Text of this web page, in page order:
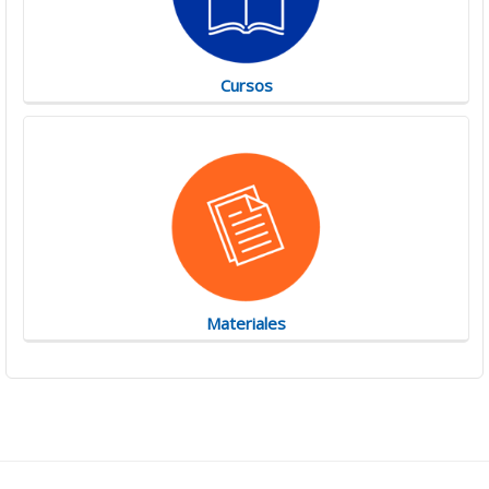
Cursos
Materiales